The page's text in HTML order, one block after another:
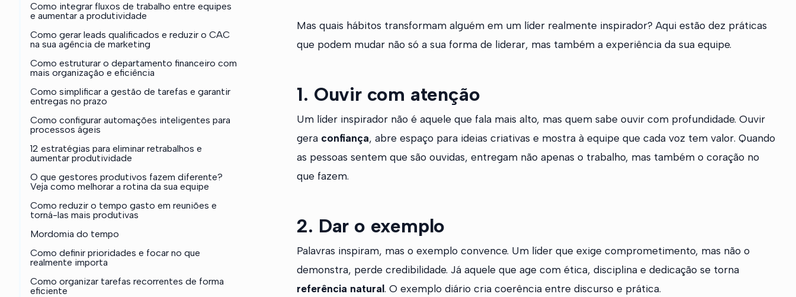
Como integrar fluxos de trabalho entre equipes
e aumentar a produtividade
Como gerar leads qualificados e reduzir o CAC
na sua agência de marketing
Como estruturar o departamento financeiro com
mais organização e eficiência
Como simplificar a gestão de tarefas e garantir
entregas no prazo
Como configurar automações inteligentes para
processos ágeis
12 estratégias para eliminar retrabalhos e
aumentar produtividade
O que gestores produtivos fazem diferente?
Veja como melhorar a rotina da sua equipe
Como reduzir o tempo gasto em reuniões e
torná-las mais produtivas
Mordomia do tempo
Como definir prioridades e focar no que
realmente importa
Como organizar tarefas recorrentes de forma
eficiente
Mas quais hábitos transformam alguém em um líder realmente inspirador? Aqui estão dez práticas
que podem mudar não só a sua forma de liderar, mas também a experiência da sua equipe.
1. Ouvir com atenção
Um líder inspirador não é aquele que fala mais alto, mas quem sabe ouvir com profundidade. Ouvir
gera confiança, abre espaço para ideias criativas e mostra à equipe que cada voz tem valor. Quando
as pessoas sentem que são ouvidas, entregam não apenas o trabalho, mas também o coração no
que fazem.
2. Dar o exemplo
Palavras inspiram, mas o exemplo convence. Um líder que exige comprometimento, mas não o
demonstra, perde credibilidade. Já aquele que age com ética, disciplina e dedicação se torna
referência natural. O exemplo diário cria coerência entre discurso e prática.